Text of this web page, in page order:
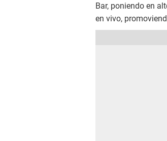
Bar, poniendo en
en vivo,